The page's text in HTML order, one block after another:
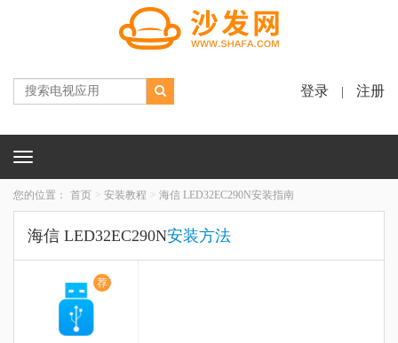
登录 注册
Toggle
您的位置： 首页 安装教程 海信 LED32EC290N安装指南
海信 LED32EC290N安装方法
荐